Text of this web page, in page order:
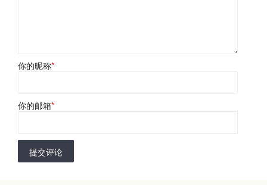
你的昵称*
你的邮箱*
提交评论